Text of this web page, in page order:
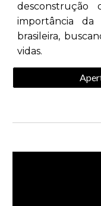
desconstrução
importância
brasileira,
vidas.